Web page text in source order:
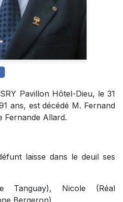
Pavillon Hôtel-Dieu, le 31
ans, est décédé M. Fernand
Fernande Allard.
laisse dans le deuil ses
Tanguay), Nicole (Réal